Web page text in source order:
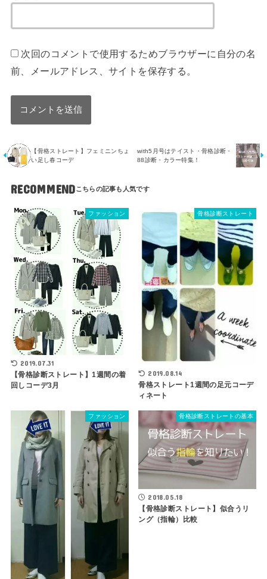
次回のコメントで使用するためブラウザーに自分の名
前、メールアドレス、サイトを保存する。
【骨格ストレート】フェミニンちょ
い足し春コーデ
with5月号はテイスト・骨格診断・
88診断・カラー特集！
RECOMMEND
ファッション
2019.07.31
【骨格診断ストレート】1週間の着
回しコーデ3月
骨格診断ストレート
2019.08.14
骨格ストレート1週間の足元コーデ
ィネート
ファッション 骨格診断ストレートの基本
2018.05.18
【骨格診断ストレート】似合うリ
ング（指輪）比較